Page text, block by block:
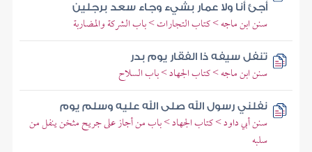
أجئ أنا ولا عمار بشيء وجاء سعد برجلين
سنن ابن ماجه > كتاب التجارات > باب الشركة والمضاربة
تنفل سيفه ذا الفقار يوم بدر
سنن ابن ماجه > كتاب الجهاد > باب السلاح
نفلني رسول الله صلى الله عليه وسلم يوم
سنن أبي داود > كتاب الجهاد > باب من أجاز على جريح مثخن ينفل من
سلبه